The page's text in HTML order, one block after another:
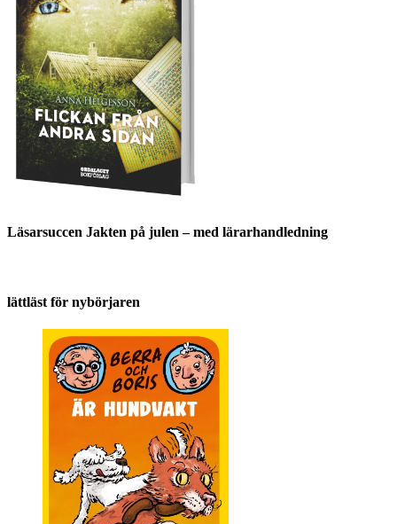
Läsarsuccen Jakten på julen – med lärarhandledning
lättläst för nybörjaren